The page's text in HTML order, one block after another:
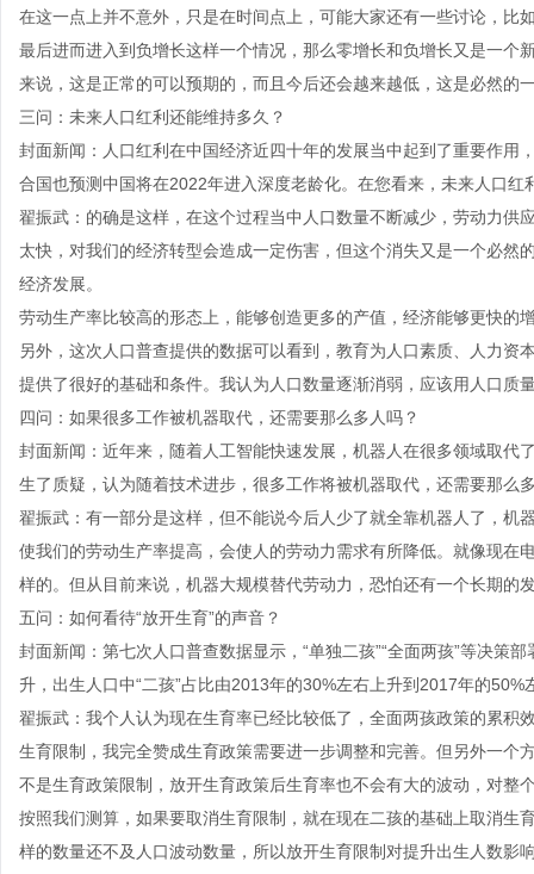
在这一点上并不意外，只是在时间点上，可能大家还有一些讨论，比
最后进而进入到负增长这样一个情况，那么零增长和负增长又是一个
来说，这是正常的可以预期的，而且今后还会越来越低，这是必然的
三问：未来人口红利还能维持多久？
封面新闻：人口红利在中国经济近四十年的发展当中起到了重要作
合国也预测中国将在2022年进入深度老龄化。在您看来，未来人口红
翟振武：的确是这样，在这个过程当中人口数量不断减少，劳动力供
太快，对我们的经济转型会造成一定伤害，但这个消失又是一个必
经济发展。
劳动生产率比较高的形态上，能够创造更多的产值，经济能够更快的
另外，这次人口普查提供的数据可以看到，教育为人口素质、人力
提供了很好的基础和条件。我认为人口数量逐渐消弱，应该用人口质
四问：如果很多工作被机器取代，还需要那么多人吗？
封面新闻：近年来，随着人工智能快速发展，机器人在很多领域取代
生了质疑，认为随着技术进步，很多工作将被机器取代，还需要那么
翟振武：有一部分是这样，但不能说今后人少了就全靠机器人了，机
使我们的劳动生产率提高，会使人的劳动力需求有所降低。就像现在
样的。但从目前来说，机器大规模替代劳动力，恐怕还有一个长期的
五问：如何看待“放开生育”的声音？
封面新闻：第七次人口普查数据显示，“单独二孩”“全面两孩”等决策
升，出生人口中“二孩”占比由2013年的30%左右上升到2017年的
翟振武：我个人认为现在生育率已经比较低了，全面两孩政策的累积
生育限制，我完全赞成生育政策需要进一步调整和完善。但另外一个
不是生育政策限制，放开生育政策后生育率也不会有大的波动，对整
按照我们测算，如果要取消生育限制，就在现在二孩的基础上取消
样的数量还不及人口波动数量，所以放开生育限制对提升出生人数影